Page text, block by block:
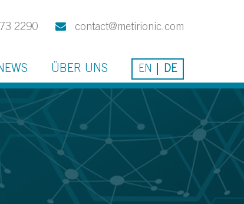
contact@metirionic.com
2290
ÜBER UNS EN DE